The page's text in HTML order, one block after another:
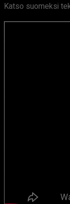
Katso suomeksi